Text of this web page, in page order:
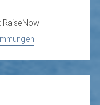
RaiseNow